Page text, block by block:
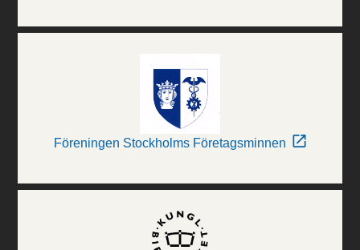
Föreningen Stockholms Företagsminnen